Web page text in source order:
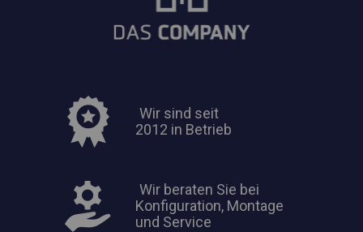
Wir sind seit
2012 in Betrieb
Wir beraten Sie bei
Konfiguration, Montage
und Service